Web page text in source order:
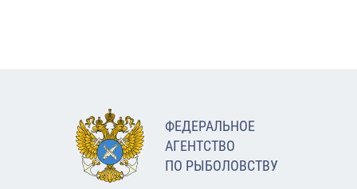
ФЕДЕРАЛЬНОЕ
АГЕНТСТВО
ПО РЫБОЛОВСТВУ